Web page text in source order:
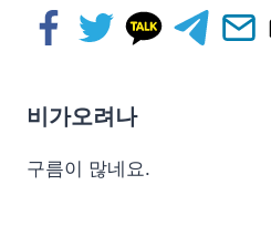
비가오려나
구름이 많네요.